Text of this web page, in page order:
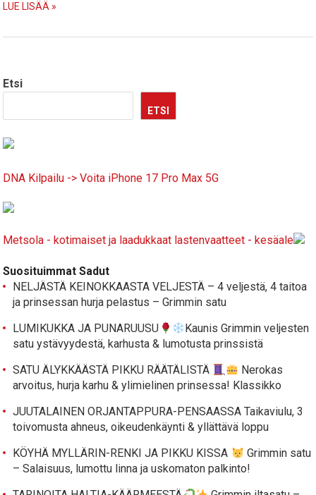
LUE LISÄÄ »
Etsi
ETSI
DNA Kilpailu -> Voita iPhone 17 Pro Max 5G
Metsola - kotimaiset ja laadukkaat lastenvaatteet - kesäale
Suosituimmat Sadut
NELJÄSTÄ KEINOKKAASTA VELJESTÄ – 4 veljestä, 4 taitoa
ja prinsessan hurja pelastus – Grimmin satu
LUMIKUKKA JA PUNARUUSU
Kaunis Grimmin veljesten
satu ystävyydestä, karhusta & lumotusta prinssistä
SATU ÄLYKKÄÄSTÄ PIKKU RÄÄTÄLISTÄ
Nerokas
arvoitus, hurja karhu & ylimielinen prinsessa! Klassikko
JUUTALAINEN ORJANTAPPURA-PENSAASSA Taikaviulu, 3
toivomusta ahneus, oikeudenkäynti & yllättävä loppu
KÖYHÄ MYLLÄRIN-RENKI JA PIKKU KISSA
Grimmin satu
– Salaisuus, lumottu linna ja uskomaton palkinto!